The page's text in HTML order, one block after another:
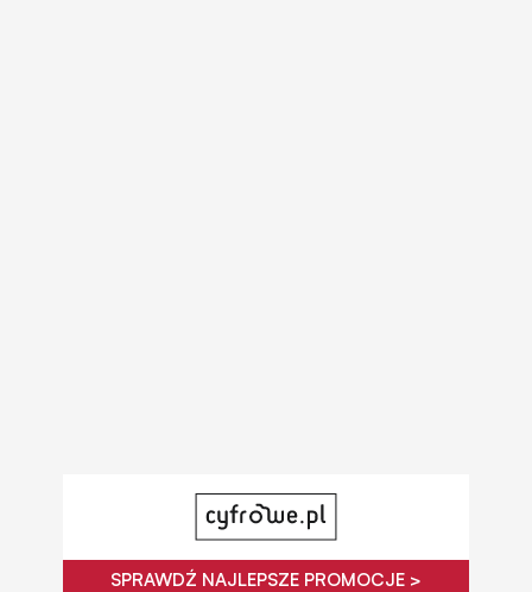
SPRAWDŹ NAJLEPSZE PROMOCJE >